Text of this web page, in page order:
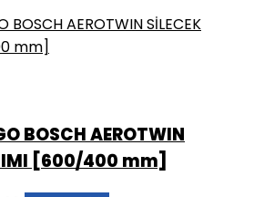
BOSCH AEROTWIN
[600/400 mm]